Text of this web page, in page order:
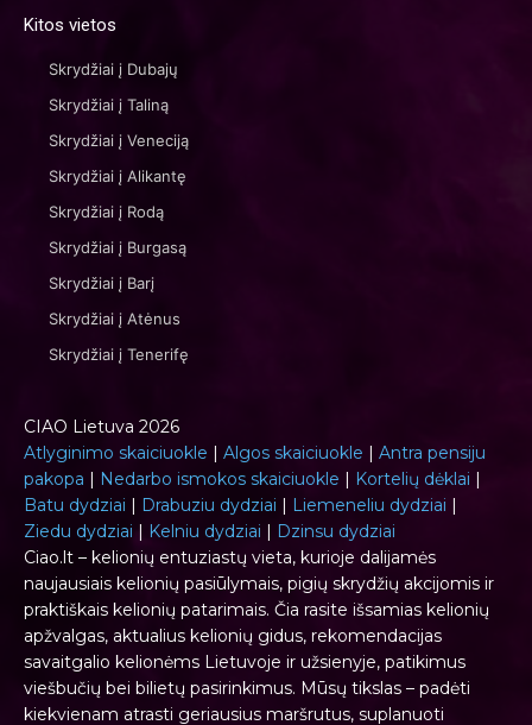
Kitos vietos
Skrydžiai į Dubajų
Skrydžiai į Taliną
Skrydžiai į Veneciją
Skrydžiai į Alikantę
Skrydžiai į Rodą
Skrydžiai į Burgasą
Skrydžiai į Barį
Skrydžiai į Atėnus
Skrydžiai į Tenerifę
CIAO Lietuva 2026
Atlyginimo skaiciuokle | Algos skaiciuokle | Antra pensiju
pakopa | Nedarbo ismokos skaiciuokle | Kortelių dėklai |
Batu dydziai | Drabuziu dydziai | Liemeneliu dydziai |
Ziedu dydziai | Kelniu dydziai | Dzinsu dydziai
Ciao.lt – kelionių entuziastų vieta, kurioje dalijamės
naujausiais kelionių pasiūlymais, pigių skrydžių akcijomis ir
praktiškais kelionių patarimais. Čia rasite išsamias kelionių
apžvalgas, aktualius kelionių gidus, rekomendacijas
savaitgalio kelionėms Lietuvoje ir užsienyje, patikimus
viešbučių bei bilietų pasirinkimus. Mūsų tikslas – padėti
kiekvienam atrasti geriausius maršrutus, suplanuoti